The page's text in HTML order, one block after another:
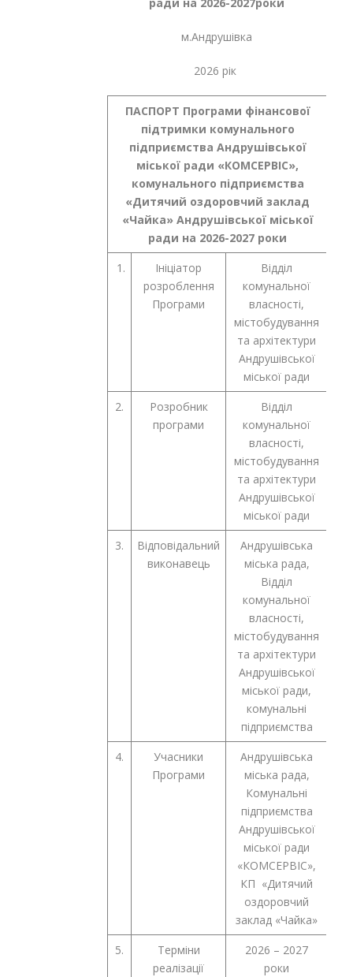
м.Андрушівка
2026 рік
ПАСПОРТ Програми фінансової
підтримки комунального
підприємства Андрушівської
міської ради «КОМСЕРВІС»,
комунального підприємства
«Дитячий оздоровчий заклад
«Чайка» Андрушівської міської
ради на 2026-2027 роки
1.
Ініціатор
розроблення
Програми
Відділ
комунальної
власності,
містобудування
та архітектури
Андрушівської
міської ради
2.
Розробник
програми
Відділ
комунальної
власності,
містобудування
та архітектури
Андрушівської
міської ради
3.
Відповідальний
виконавець
Андрушівська
міська рада,
Відділ
комунальної
власності,
містобудування
та архітектури
Андрушівської
міської ради,
комунальні
підприємства
4.
Учасники
Програми
Андрушівська
міська рада,
Комунальні
підприємства
Андрушівської
міської ради
«КОМСЕРВІС»,
КП «Дитячий
оздоровчий
заклад «Чайка»
5.
Терміни
реалізації
2026 – 2027
роки